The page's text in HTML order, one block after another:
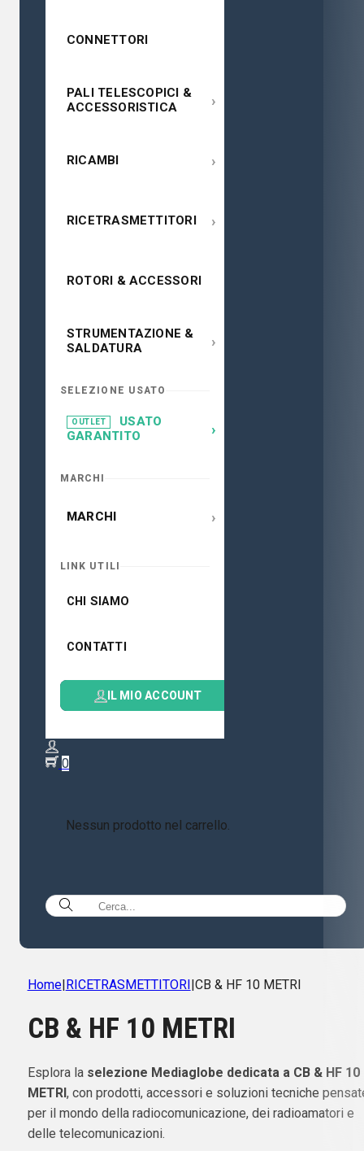
CONNETTORI
PALI TELESCOPICI &
ACCESSORISTICA
›
RICAMBI ›
RICETRASMETTITORI ›
ROTORI & ACCESSORI
STRUMENTAZIONE &
SALDATURA
›
SELEZIONE USATO
OUTLET
USATO
GARANTITO
›
MARCHI
MARCHI ›
LINK UTILI
CHI SIAMO
CONTATTI
IL MIO ACCOUNT
0
Nessun prodotto nel carrello.
Home| RICETRASMETTITORI CB & HF 10 METRI
CB & HF 10 METRI
Esplora la selezione Mediaglobe dedicata a CB & HF 10
METRI , con prodotti, accessori e soluzioni tecniche
per il mondo della radiocomunicazione, dei radioamatori e
delle telecomunicazioni.